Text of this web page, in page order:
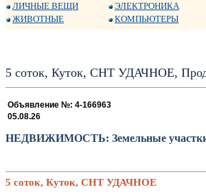
ЛИЧНЫЕ ВЕЩИ
ЖИВОТНЫЕ
ЭЛЕКТРОНИКА
КОМПЬЮТЕРЫ
5 соток, Куток, СНТ УДАЧНОЕ,
Объявление №: 4-166963
05.08.26
НЕДВИЖИМОСТЬ: Земельные
5 соток, Куток, СНТ УДАЧНОЕ